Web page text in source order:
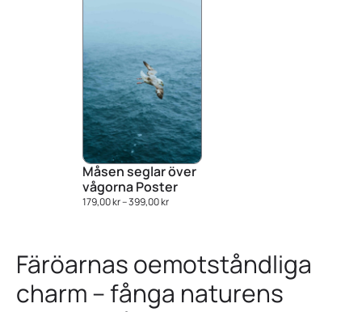
Måsen seglar över
vågorna Poster
179,00kr–399,00kr
Färöarnas oemotståndliga
charm – fånga naturens